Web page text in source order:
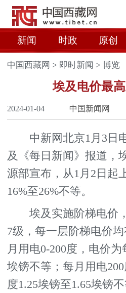
新闻 时政 原创
中国西藏网 > 即时新闻 >博览
埃及电价最
2024-01-04 中国新闻网
中新网北京1月3日
及《每日新闻》报道，
源部宣布，从1月2日起
16%至26%不等。
埃及实施阶梯电价，
7级，每一层阶梯电价
月用电0-200度，电价
埃镑不等；每月用电
度1.25埃镑至1.65埃镑